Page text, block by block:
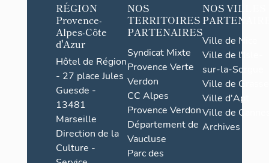
RÉGION
Provence-
Alpes-Côte
d'Azur
Hôtel de Région
- 27 place Jules
Guesde -
13481
Marseille
Direction de la
Culture -
NOS
TERRITOIRES
PARTENAIRES
Syndicat Mixte
Provence Verte
Verdon
CC Alpes
Provence Verdon
Département de
Vaucluse
Parc des
NOS VILLES
Ville de Nice
Ville de l'Isle-
sur-la-Sorgue
Ville de Grasse
Ville d'Apt
Ville de
Archives